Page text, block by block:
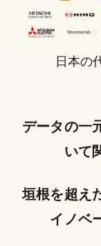
日本の
データの一
いて
垣根を超え
イノベ